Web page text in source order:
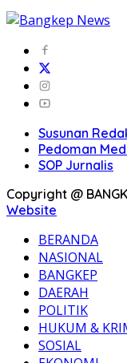
Susunan
Pedoman
SOP Jurnalis
Copyright @
Website
BERANDA
NASIONAL
BANGKEP
DAERAH
POLITIK
HUKUM &
SOSIAL